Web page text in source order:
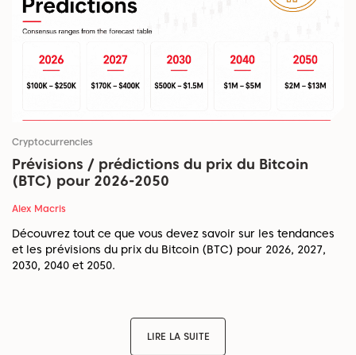
Cryptocurrencies
Prévisions / prédictions du prix du Bitcoin
(BTC) pour 2026-2050
Alex Macris
Découvrez tout ce que vous devez savoir sur les tendances
et les prévisions du prix du Bitcoin (BTC) pour 2026, 2027,
2030, 2040 et 2050.
LIRE LA SUITE